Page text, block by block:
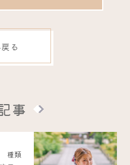
る
事
種類